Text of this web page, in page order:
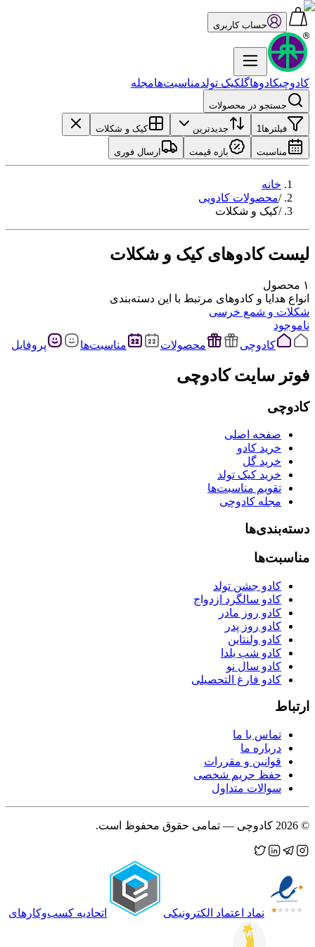
حساب کاربری
کادوچیکادو‌هاگلکیک تولدمناسبت‌هامجله
جستجو در محصولات
فیلترها1 جدیدترین کیک و شکلات
مناسبت بازه قیمت ارسال فوری
خانه
/محصولات کادویی
/کیک و شکلات
لیست کادوهای کیک و شکلات
۱ محصول
انواع هدایا و کادوهای مرتبط با این دسته‌بندی
شکلات و شمع خرسی
ناموجود
کادوچی
محصولات مناسبت‌ها پروفایل
فوتر سایت کادوچی
کادوچی
صفحه اصلی
خرید کادو
خرید گل
خرید کیک تولد
تقویم مناسبت‌ها
مجله کادوچی
دسته‌بندی‌ها
مناسبت‌ها
کادو جشن تولد
کادو سالگرد ازدواج
کادو روز مادر
کادو روز پدر
کادو ولنتاین
کادو شب یلدا
کادو سال نو
کادو فارغ التحصیلی
ارتباط
تماس با ما
درباره ما
قوانین و مقررات
حفظ حریم شخصی
سوالات متداول
©
2026 کادوچی — تمامی حقوق محفوظ است.
نماد اعتماد الکترونیکی اتحادیه کسب‌وکارهای